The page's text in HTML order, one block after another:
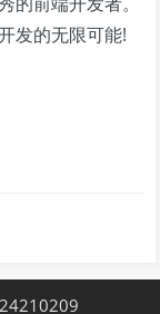
发的无限可能!